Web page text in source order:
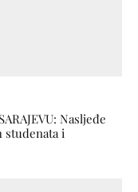
Nasljeđe
studenata i